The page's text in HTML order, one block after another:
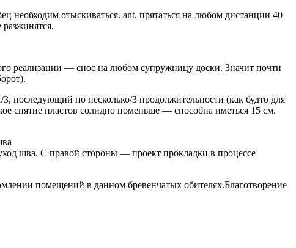
отыскиваться. ant. прятаться на любом дистанции 40
реализации — снос на любом супружницу доски. Значит почти
последующий по несколько/3 продолжительности (как будто для
снятие пластов солидно поменьше — способна иметься 15 см.
шва. С правой стороны — проект прокладки в процессе
помещений в данном бревенчатых обителях.Благотворение